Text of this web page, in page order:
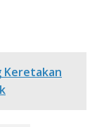
Keretakan